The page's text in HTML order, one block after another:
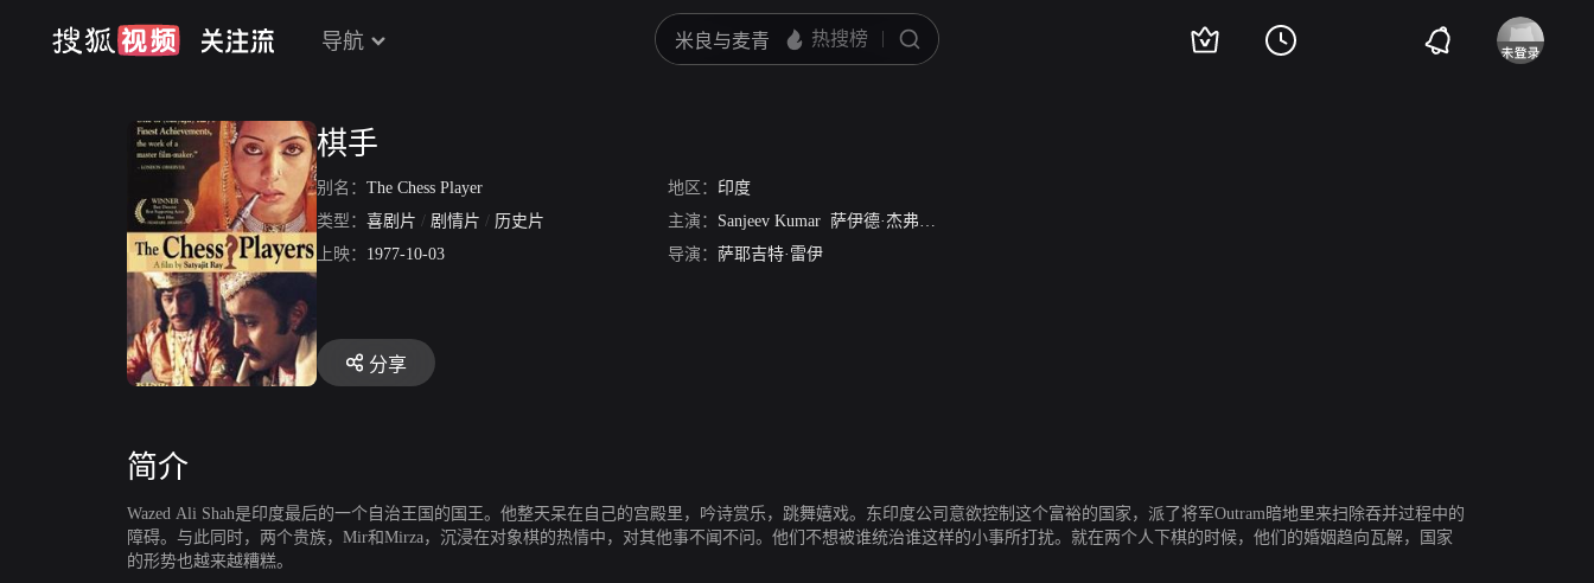
导航
棋手
别名： The Chess Player 地区： 印度
类型： 喜剧片 / 剧情片 / 历史片 主演： Sanjeev Kumar 萨伊德·杰弗瑞
上映： 1977-10-03 导演： 萨耶吉特·雷伊
分享
简介
Wazed Ali Shah是印度最后的一个自治王国的国王。他整天呆在自己的宫殿里，吟诗赏乐，跳舞嬉戏。东印度公司意欲控制这个富裕的国家，派了将军Outram暗地里来扫除吞并过程中的
障碍。与此同时，两个贵族，Mir和Mirza，沉浸在对象棋的热情中，对其他事不闻不问。他们不想被谁统治谁这样的小事所打扰。就在两个人下棋的时候，他们的婚姻趋向瓦解，国家
的形势也越来越糟糕。